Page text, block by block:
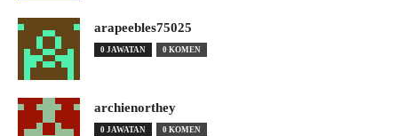
arapeebles75025
0 JAWATAN 0 KOMEN
archienorthey
0 JAWATAN 0 KOMEN